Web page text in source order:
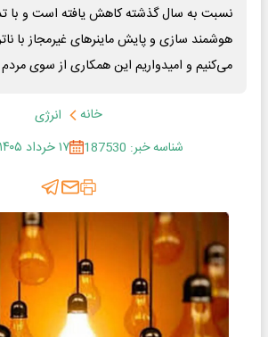
نسبت به سال گذشته کاهش یافته است و با
هوشمند سازی و پایش ماینرهای غیرمجاز با
می‌کنیم و امیدواریم این همکاری از سوی
خانه
انرژی
شناسه خبر: 187530
۱۷ خرداد ۱۴۰۵